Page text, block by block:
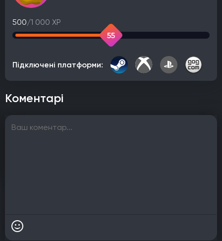
500/1 000 XP
55
Підключені платформи:
Коментарі